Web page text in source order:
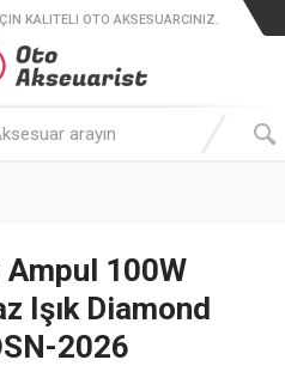
KALITELI OTO AKSESUARCINIZ.
100W
Işık Diamond
2026